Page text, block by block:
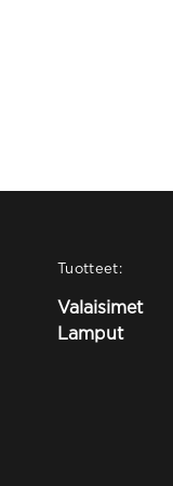
Tuotteet:
Valaisimet
Lamput